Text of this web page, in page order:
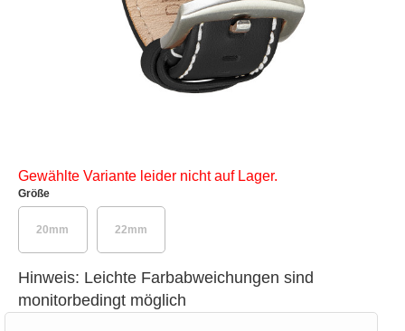
Gewählte Variante leider nicht auf Lager.
Größe
20mm 22mm
Hinweis: Leichte Farbabweichungen sind
monitorbedingt möglich